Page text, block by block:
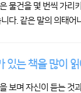
물건을 몇 번씩 가리
다. 같은 말의 의태어
있는 책을 많이
보며 자신이 듣는 것